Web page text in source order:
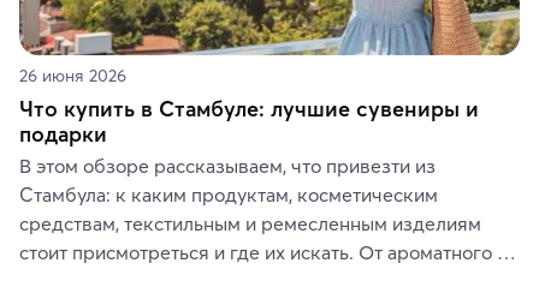
26 июня 2026
Что купить в Стамбуле: лучшие сувениры и
подарки
В этом обзоре рассказываем, что привезти из
Стамбула: к каким продуктам, косметическим
средствам, текстильным и ремесленным изделиям
стоит присмотреться и где их искать. От ароматного